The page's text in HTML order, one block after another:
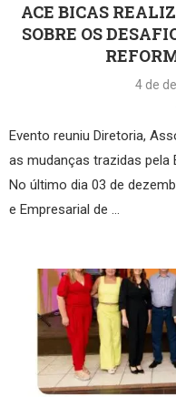
ACE BICAS
SOBRE OS
4 de
Evento reuniu Diretoria,
as mudanças trazidas pela
No último dia 03 de
e Empresarial de …